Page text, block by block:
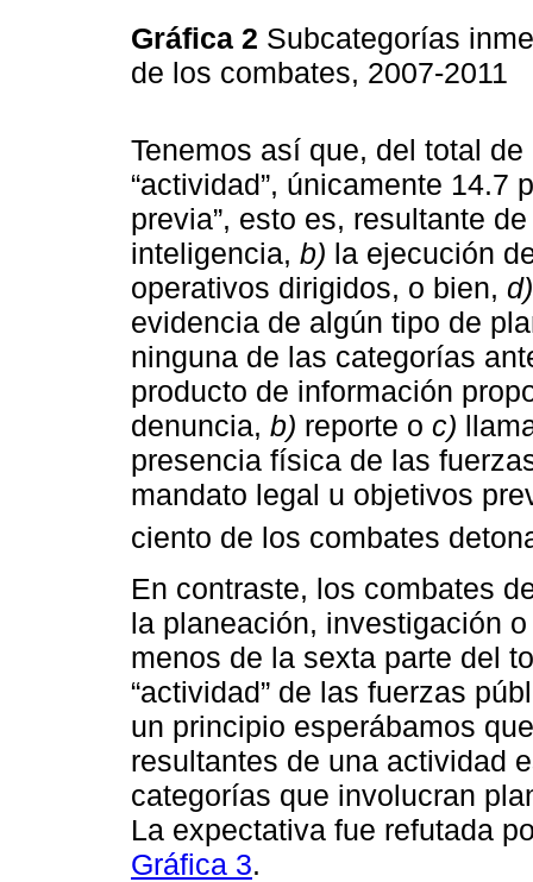
Gráfica 2 Subcategorías
de los combates, 2007-2011
Tenemos así que, del total
“actividad”, únicamente 14.7
previa”, esto es, resultante
inteligencia, b) la ejecución
operativos dirigidos, o bien, d)
evidencia de algún tipo de
ninguna de las categorías
producto de información
denuncia, b) reporte o c)
presencia física de las
mandato legal u objetivos
ciento de los combates
En contraste, los combates
la planeación, investigación
menos de la sexta parte del
“actividad” de las fuerzas
un principio esperábamos
resultantes de una actividad
categorías que involucran
La expectativa fue refutada
Gráfica 3.